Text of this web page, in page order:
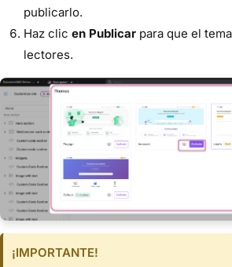
publicarlo.
Haz clic en Publicar para que el
lectores.
¡IMPORTANTE!